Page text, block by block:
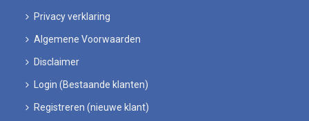
Privacy verklaring
Algemene Voorwaarden
Disclaimer
Login (Bestaande klanten)
Registreren (nieuwe klant)